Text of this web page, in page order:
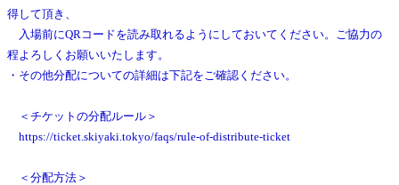
得して頂き、
入場前にQRコードを読み取れるようにしておいてください。ご協力の
程よろしくお願いいたします。
・その他分配についての詳細は下記をご確認ください。
＜チケットの分配ルール＞
https://ticket.skiyaki.tokyo/faqs/rule-of-distribute-ticket
＜分配方法＞